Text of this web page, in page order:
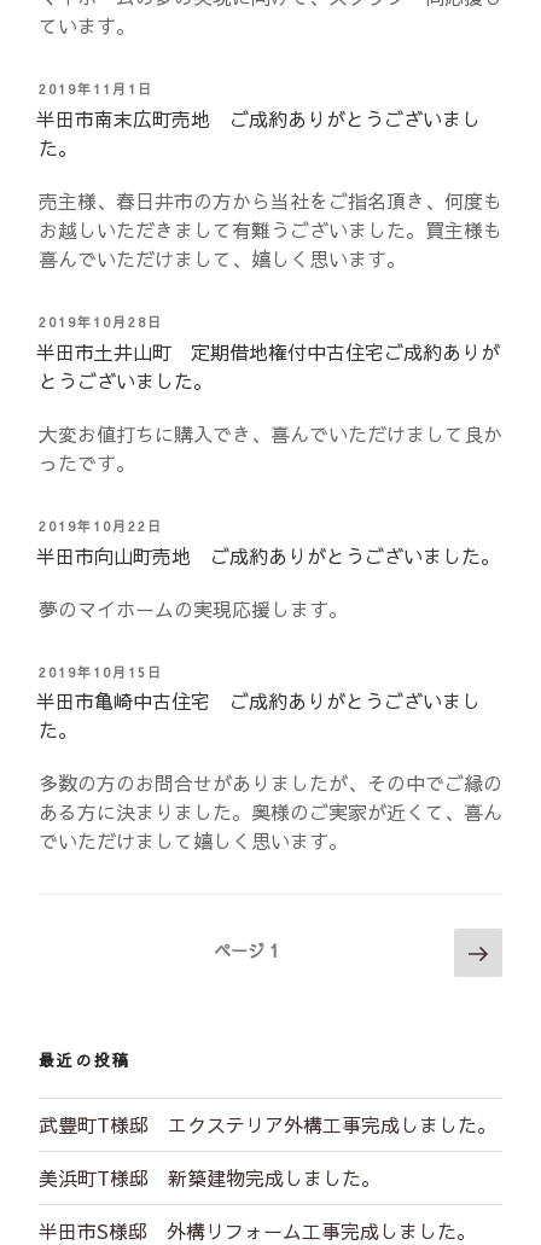
ています。
投
稿
日:
2019年11月1日
半田市南末広町売地 ご成約ありがとうございまし
た。
売主様、春日井市の方から当社をご指名頂き、何度も
お越しいただきまして有難うございました。買主様も
喜んでいただけまして、嬉しく思います。
投
稿
日:
2019年10月28日
半田市土井山町 定期借地権付中古住宅ご成約ありが
とうございました。
大変お値打ちに購入でき、喜んでいただけまして良か
ったです。
投
稿
日:
2019年10月22日
半田市向山町売地 ご成約ありがとうございました。
夢のマイホームの実現応援します。
投
稿
日:
2019年10月15日
半田市亀崎中古住宅 ご成約ありがとうございまし
た。
多数の方のお問合せがありましたが、その中でご縁の
ある方に決まりました。奥様のご実家が近くて、喜ん
でいただけまして嬉しく思います。
ゲ
ョ
ン
ページ 1 次
の
最近の投稿
武豊町T様邸 エクステリア外構工事完成しました。
美浜町T様邸 新築建物完成しました。
半田市S様邸 外構リフォーム工事完成しました。